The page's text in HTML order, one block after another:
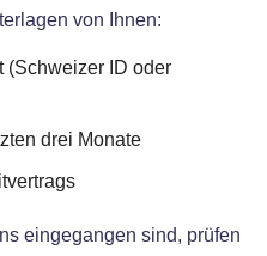
von Ihnen:
(Schweizer ID oder
drei Monate
eingegangen sind, prüfen